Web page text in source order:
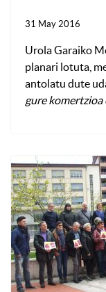
31 May 2016
Urola Garaiko
planari lotuta,
antolatu dute
gure komertzioa